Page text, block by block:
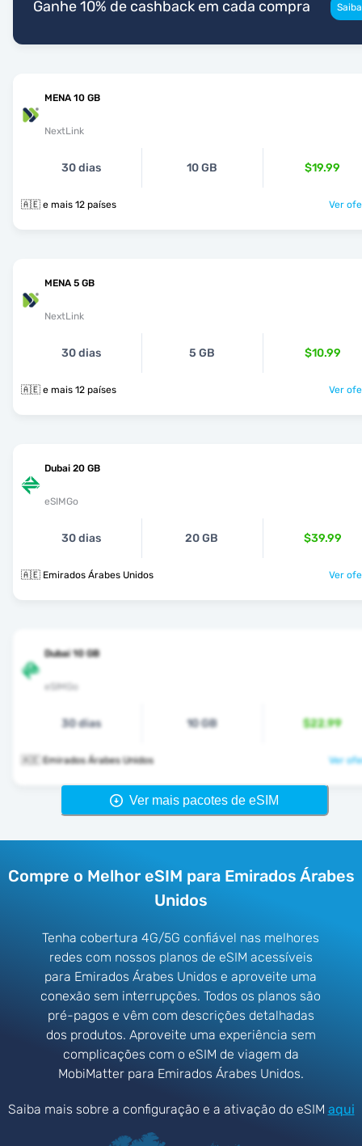
Ganhe 10% de cashback em cada compra
MENA 10 GB
NextLink
30 dias 10 GB $19.99
🇦🇪 e mais 12 países Ver
MENA 5 GB
NextLink
30 dias 5 GB $10.99
🇦🇪 e mais 12 países Ver
Dubai 20 GB
eSIMGo
30 dias 20 GB $39.99
🇦🇪 Emirados Árabes Unidos Ver
Dubai 10 GB
eSIMGo
30 dias 10 GB $22.99
🇦🇪 Emirados Árabes Unidos Ver
Ver mais pacotes de eSIM
Compre o Melhor eSIM para Emirados Árabes
Unidos
Tenha cobertura 4G/5G confiável nas melhores
redes com nossos planos de eSIM acessíveis
para Emirados Árabes Unidos e aproveite uma
conexão sem interrupções. Todos os planos são
pré-pagos e vêm com descrições detalhadas
dos produtos. Aproveite uma experiência sem
complicações com o eSIM de viagem da
MobiMatter para Emirados Árabes Unidos.
Saiba mais sobre a configuração e a ativação do eSIM aqui